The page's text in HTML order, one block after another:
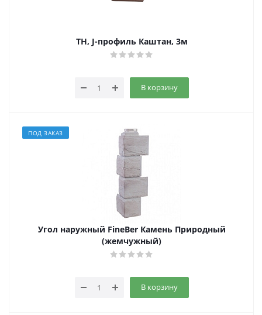
ТН, J-профиль Каштан, 3м
В корзину
ПОД ЗАКАЗ
Угол наружный FineBer Камень Природный
(жемчужный)
В корзину